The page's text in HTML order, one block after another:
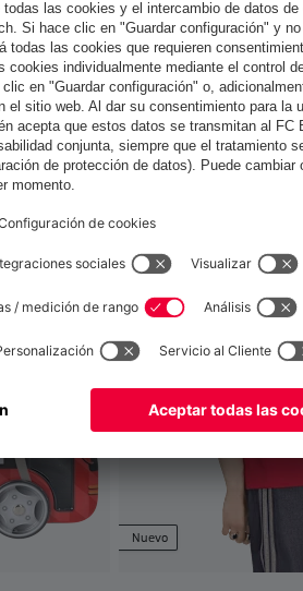
Nuevo
quedarte en la tiendaEspaña?
para entregar allí!